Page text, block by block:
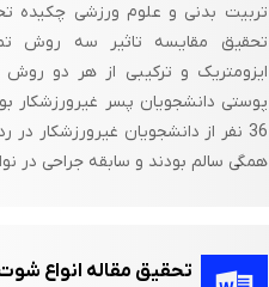
تربیت بدنی و علوم ورزشی چکیده
تحقیق مقایسه تاثیر سه روش
ایزومتریک و ترکیبی از هر دو روش
پوستی دانشجویان پسر غیرورزشکار
همگی سالم بودند و سابقه جراحی در
تحقیق مقاله انواع